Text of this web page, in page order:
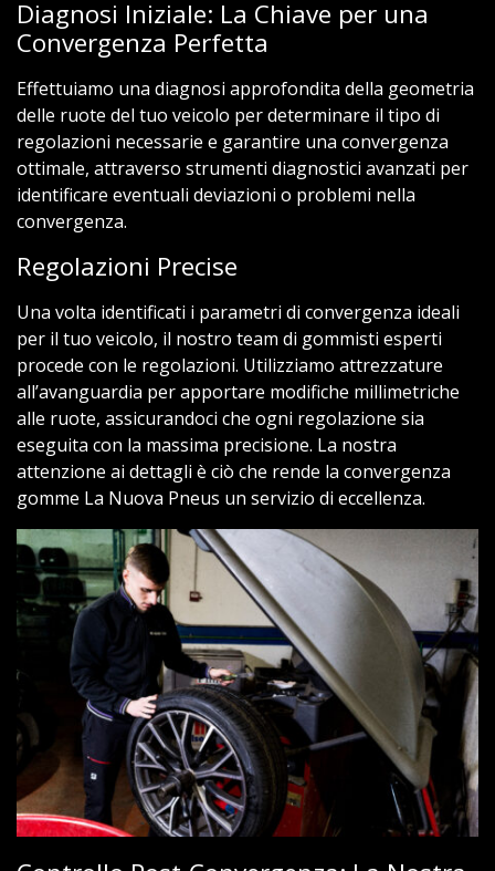
Diagnosi Iniziale: La Chiave per una
Convergenza Perfetta
Effettuiamo una diagnosi approfondita della geometria
delle ruote del tuo veicolo per determinare il tipo di
regolazioni necessarie e garantire una convergenza
ottimale, attraverso strumenti diagnostici avanzati per
identificare eventuali deviazioni o problemi nella
convergenza.
Regolazioni Precise
Una volta identificati i parametri di convergenza ideali
per il tuo veicolo, il nostro team di gommisti esperti
procede con le regolazioni. Utilizziamo attrezzature
all’avanguardia per apportare modifiche millimetriche
alle ruote, assicurandoci che ogni regolazione sia
eseguita con la massima precisione. La nostra
attenzione ai dettagli è ciò che rende la convergenza
gomme La Nuova Pneus un servizio di eccellenza.